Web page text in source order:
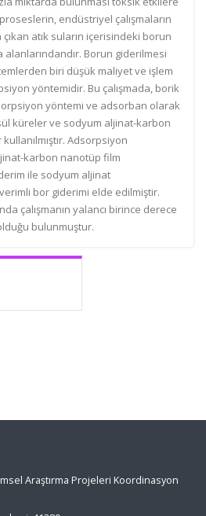
endüstriyel çalışmaların
atık suların içerisindeki borun
alanlarındandır. Borun giderilmesi
biri düşük maliyet ve işlem
yöntemidir. Bu çalışmada, borik
yöntemi ve adsorban olarak
küreler ve sodyum aljinat-karbon
Adsorpsiyon
karbon nanotüp film
ile sodyum aljinat
bor giderimi elde edilmiştir.
çalışmanın yalancı birince derece
bulunmuştur.
Araştırma Projeleri Koordinasyon